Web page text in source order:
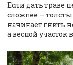
Если дать траве
сложнее —
начинает гнить
а весной участок